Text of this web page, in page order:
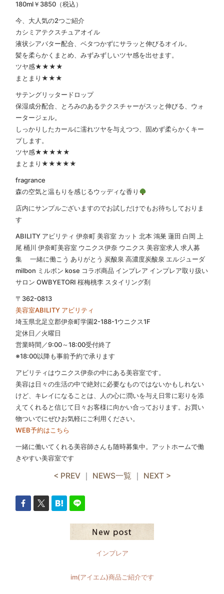
180ml￥3850（税込）
今、大人気の2つご紹介️
️カシミアテクスチュアオイル
液状シアバター配合、ベタつかずにサラッと伸びるオイル。
髪を柔らかくまとめ、みずみずしいツヤ感を出せます。
ツヤ感★★★★
まとまり★★★
️サテングリッタードロップ
保湿成分配合、とろみのあるテクスチャーがスッと伸びる、ウォ
ータージェル。
しっかりしたカールに濡れツヤを与えつつ、固めず柔らかくキー
プします。
ツヤ感★★★★★
まとまり★★★★★
fragrance
森の空気と温もりを感じるウッディな香り
店内にサンプルございますのでお試しだけでもお待ちしておりま
す
ABILITY アビリティ 伊奈町 美容室 カット 北本 鴻巣 蓮田 白岡 上
尾 桶川 伊奈町美容室 ウニクス伊奈 ウニクス 美容室求人 求人募
集 一緒に働こう ありがとう 炭酸泉 高濃度炭酸泉 エルジューダ
milbon ミルボン kose コラボ商品 インプレア インプレア取り扱い
サロン OWBYETORI 桜梅桃李 スタイリング剤
〒362-0813
美容室ABILITY アビリティ
埼玉県北足立郡伊奈町学園2-188-1ウニクス1F
定休日／火曜日
営業時間／9:00～18:00受付終了
※18:00以降も事前予約で承ります
アビリティはウニクス伊奈の中にある美容室です。
美容は日々の生活の中で絶対に必要なものではないかもしれない
けど、キレイになることは、人の心に潤いを与え日常に彩りを添
えてくれると信じて日々お客様に向かい合っております。お買い
物ついでにぜひお気軽にご利用ください。
WEB予約はこちら
一緒に働いてくれる美容師さんも随時募集中。アットホームで働
きやすい美容室です
< PREV｜ NEWS一覧 NEXT >
インプレア
im(アイエム)商品ご紹介です